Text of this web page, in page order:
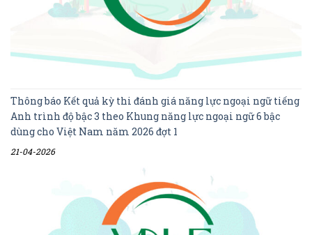
Thông báo Kết quả kỳ thi đánh giá năng lực ngoại ngữ tiếng
Anh trình độ bậc 3 theo Khung năng lực ngoại ngữ 6 bậc
dùng cho Việt Nam năm 2026 đợt 1
21-04-2026